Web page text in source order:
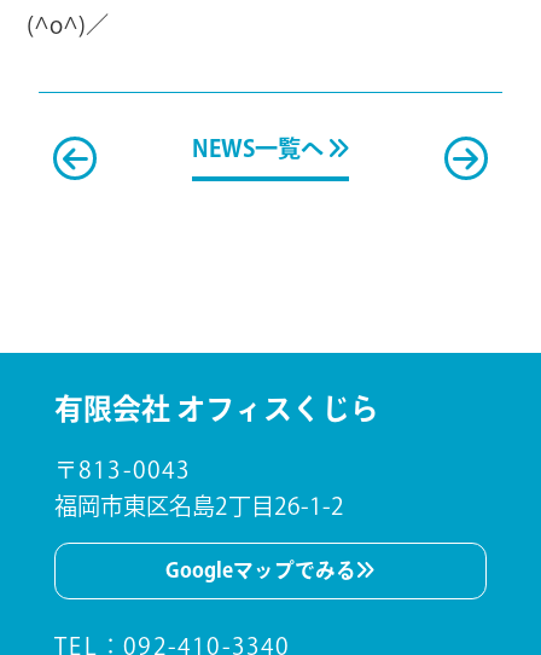
(^o^)／
NEWS一覧へ
有限会社 オフィスくじら
〒813-0043
福岡市東区名島2丁目26-1-2
Googleマップでみる
TEL ：092-410-3340